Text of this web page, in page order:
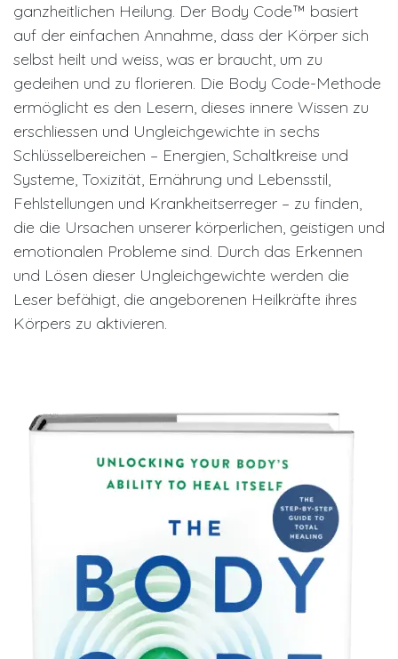
ganzheitlichen Heilung. Der Body Code™ basiert
auf der einfachen Annahme, dass der Körper sich
selbst heilt und weiss, was er braucht, um zu
gedeihen und zu florieren. Die Body Code-Methode
ermöglicht es den Lesern, dieses innere Wissen zu
erschliessen und Ungleichgewichte in sechs
Schlüsselbereichen – Energien, Schaltkreise und
Systeme, Toxizität, Ernährung und Lebensstil,
Fehlstellungen und Krankheitserreger – zu finden,
die die Ursachen unserer körperlichen, geistigen und
emotionalen Probleme sind. Durch das Erkennen
und Lösen dieser Ungleichgewichte werden die
Leser befähigt, die angeborenen Heilkräfte ihres
Körpers zu aktivieren.